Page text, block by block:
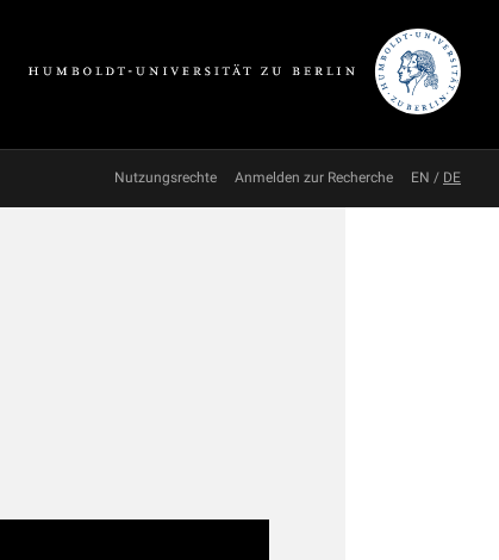
Nutzungsrechte Anmelden zur Recherche EN / DE